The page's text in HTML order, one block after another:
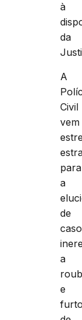
à
da
A
Civil
vem
para
a
de
a
e